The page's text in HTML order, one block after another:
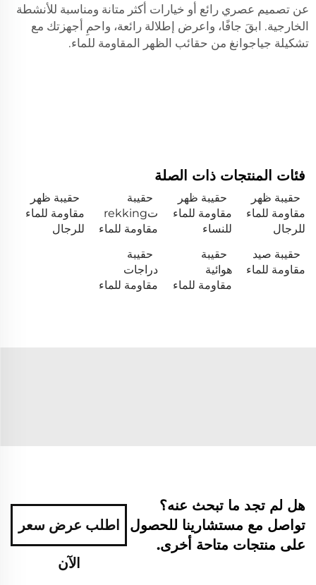
عن تصميم عصري رائع أو خيارات أكثر متانة ومناسبة للأنشطة
الخارجية. ابقَ جافًا، واعرض إطلالة رائعة، واحمِ أجهزتك مع
تشكيلة جياجوانغ من حقائب الظهر المقاومة للماء.
فئات المنتجات ذات الصلة
حقيبة ظهر
مقاومة للماء
للرجال
حقيبة ظهر
مقاومة للماء
للنساء
حقيبة
تrekking
مقاومة للماء
حقيبة ظهر
مقاومة للماء
للرجال
حقيبة صيد
مقاومة للماء
حقيبة
هوائية
مقاومة للماء
حقيبة
دراجات
مقاومة للماء
هل لم تجد ما تبحث عنه؟
تواصل مع مستشارينا للحصول
على منتجات متاحة أخرى.
اطلب عرض سعر
الآن